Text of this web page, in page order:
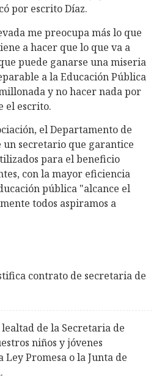
por escrito Díaz.
me preocupa más lo que
a hacer que lo que va a
puede ganarse una miseria
a la Educación Pública
y no hacer nada por
el escrito.
el Departamento de
un secretario que garantice
para el beneficio
con la mayor eficiencia
pública "alcance el
todos aspiramos a
contrato de secretaria de
de la Secretaria de
niños y jóvenes
Ley Promesa o la Junta de